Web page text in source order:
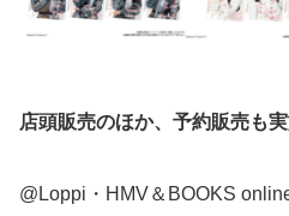
店頭販売のほか、予約販売も実
@Loppi・HMV＆BOOKS